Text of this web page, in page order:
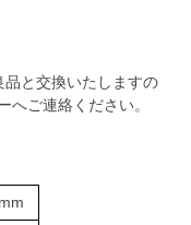
と交換いたしますの
へご連絡ください。